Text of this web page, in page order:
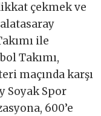
çekmek ve
ile
Takımı,
maçında karşı
Soyak Spor
600’e